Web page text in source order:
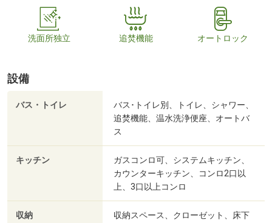
洗面所独立 追焚機能 オートロック
設備
バス・トイレ
バス･トイレ別、トイレ、シャワー、
追焚機能、温水洗浄便座、オートバ
ス
キッチン
ガスコンロ可、システムキッチン、
カウンターキッチン、コンロ2口以
上、3口以上コンロ
収納
収納スペース、クローゼット、床下